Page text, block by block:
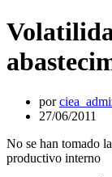
por
27/06/2011
No se han tomado
productivo interno